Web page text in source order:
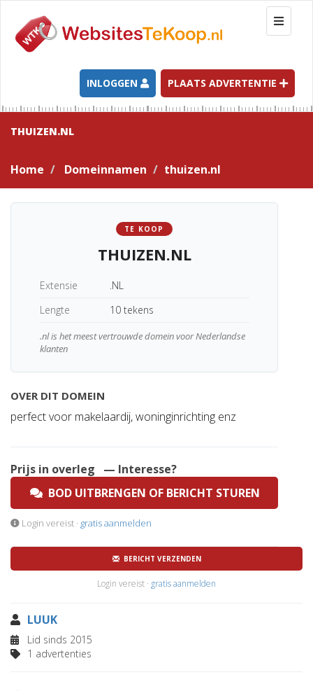
T
o
g
l
e
n
a
t
INLOGGEN PLAATS ADVERTENTIE
THUIZEN.NL
Home Domeinnamen thuizen.nl
TE KOOP
THUIZEN.NL
Extensie
.NL
Lengte
10 tekens
.nl is het meest vertrouwde domein voor Nederlandse
klanten
OVER DIT DOMEIN
perfect voor makelaardij, woninginrichting enz
Prijs in overleg
— Interesse?
BOD UITBRENGEN OF BERICHT STUREN
Login vereist · gratis aanmelden
BERICHT VERZENDEN
Login vereist · gratis aanmelden
LUUK
Lid sinds 2015
1 advertenties